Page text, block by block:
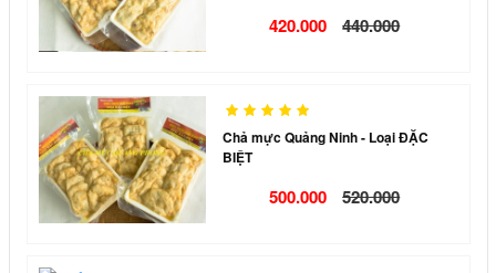
420.000 440.000
Chả mực Quảng Ninh - Loại ĐẶC
BIỆT
500.000 520.000